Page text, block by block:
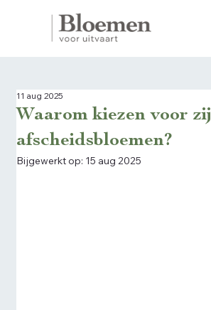
Waarom kiezen voor
afscheidsbloemen?
11 aug 2025
Bijgewerkt op: 15 aug 2025